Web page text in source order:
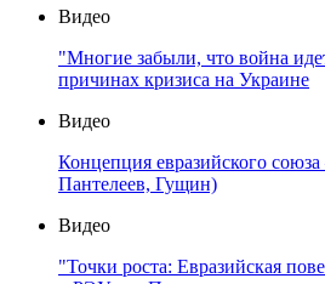
Видео
"Многие забыли, что война
причинах кризиса на Украине
Видео
Концепция евразийского союза
Пантелеев, Гущин)
Видео
"Точки роста: Евразийская